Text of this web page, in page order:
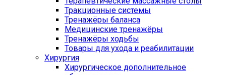
Тракционные системы
Тренажёры баланса
Медицинские тренажёры
Тренажёры ходьбы
Товары для ухода и реабилитации
Хирургия
Хирургическое дополнительное